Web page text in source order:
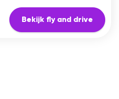
Bekijk fly and drive